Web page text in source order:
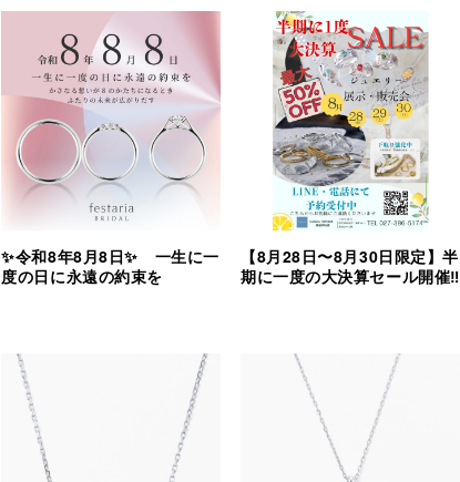
✨令和8年8月8日✨ 一生に一
度の日に永遠の約束を
【8月28日〜8月30日限定】半
期に一度の大決算セール開催‼︎